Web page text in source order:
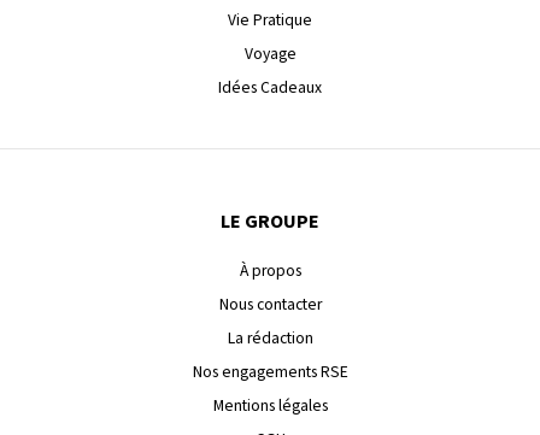
Vie Pratique
Voyage
Idées Cadeaux
LE GROUPE
À propos
Nous contacter
La rédaction
Nos engagements RSE
Mentions légales